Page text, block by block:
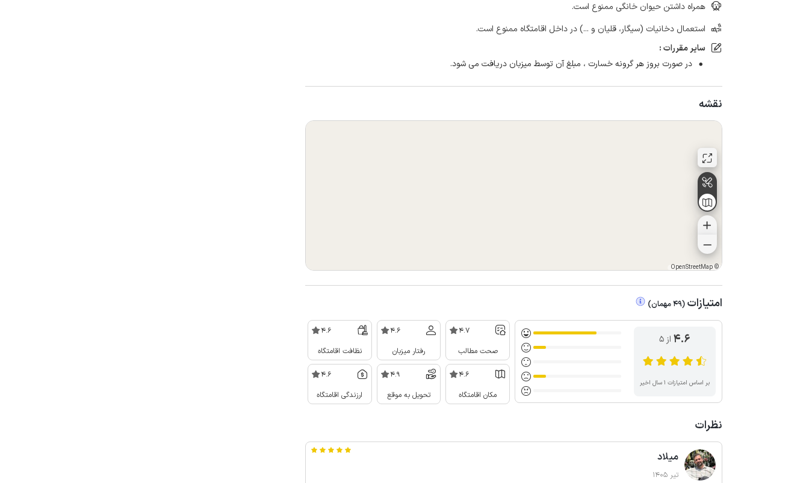
همراه داشتن حیوان خانگی ممنوع است.
استعمال دخانیات (سیگار، قلیان و ...) در داخل اقامتگاه ممنوع است.
سایر مقررات :
در صورت بروز هر گرونه خسارت ، مبلغ آن توسط میزبان دریافت می شود.
نقشه
©
OpenStreetMap
امتیازات (
49مهمان)
4.6 از ۵
بر اساس امتیازات ۱ سال اخیر
4.7
صحت مطالب
4.6
رفتار میزبان
4.6
نظافت اقامتگاه
4.6
مکان اقامتگاه
4.9
تحویل به موقع
4.6
ارزندگی اقامتگاه
نظرات
میلاد
تیر 1405